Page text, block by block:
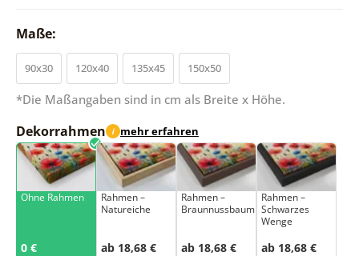
Maße:
90x30 120x40 135x45 150x50
*Die Maßangaben sind in cm als Breite x Höhe.
Dekorrahmen i mehr erfahren
Ohne Rahmen
0 €
Rahmen –
Natureiche
ab 18,68 €
Rahmen –
Braunnussbaum
ab 18,68 €
Rahmen –
Schwarzes
Wenge
ab 18,68 €